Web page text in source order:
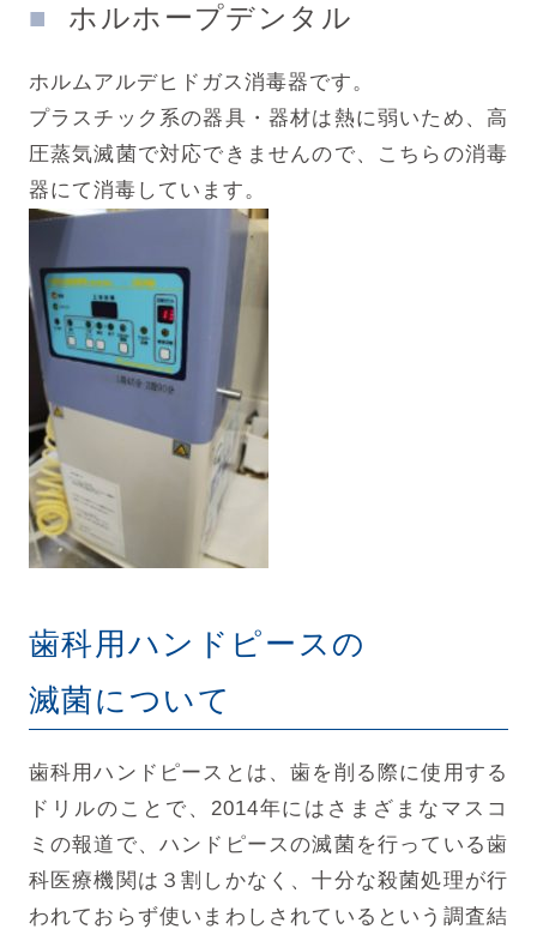
ホルホープデンタル
ホルムアルデヒドガス消毒器です。
プラスチック系の器具・器材は熱に弱いため、高
圧蒸気滅菌で対応できませんので、こちらの消毒
器にて消毒しています。
歯科用ハンドピースの
滅菌について
歯科用ハンドピースとは、歯を削る際に使用する
ドリルのことで、2014年にはさまざまなマスコ
ミの報道で、ハンドピースの滅菌を行っている歯
科医療機関は３割しかなく、十分な殺菌処理が行
われておらず使いまわしされているという調査結